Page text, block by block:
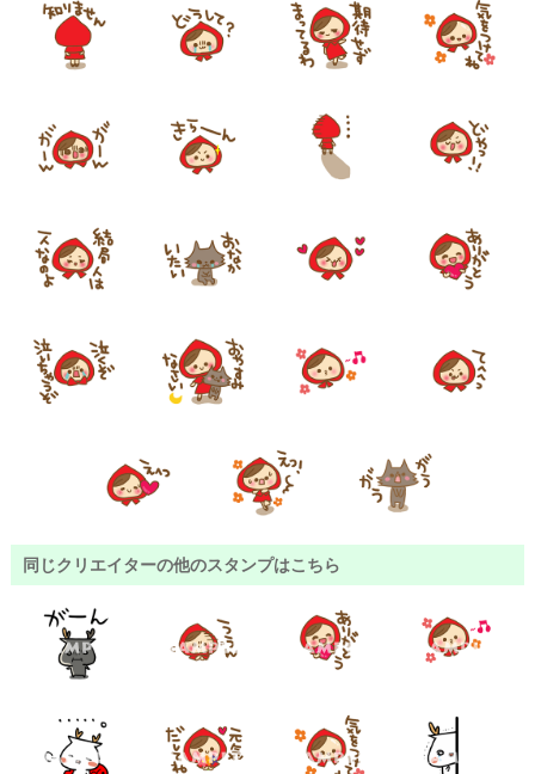
同じクリエイターの他のスタンプはこちら